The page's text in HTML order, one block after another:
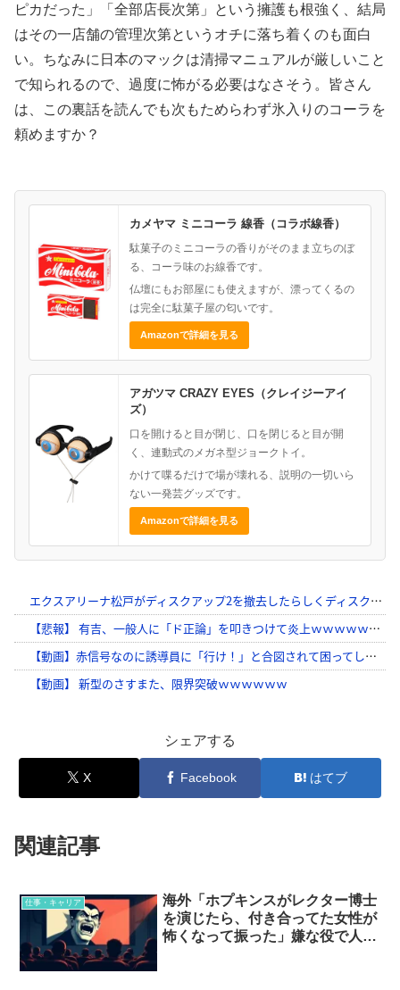
ピカだった」「全部店長次第」という擁護も根強く、結局
はその一店舗の管理次第というオチに落ち着くのも面白
い。ちなみに日本のマックは清掃マニュアルが厳しいこと
で知られるので、過度に怖がる必要はなさそう。皆さん
は、この裏話を読んでも次もためらわず氷入りのコーラを
頼めますか？
カメヤマ ミニコーラ 線香（コラボ線香）
駄菓子のミニコーラの香りがそのまま立ちのぼ
る、コーラ味のお線香です。
仏壇にもお部屋にも使えますが、漂ってくるの
は完全に駄菓子屋の匂いです。
Amazonで詳細を見る
アガツマ CRAZY EYES（クレイジーアイ
ズ）
口を開けると目が閉じ、口を閉じると目が開
く、連動式のメガネ型ジョークトイ。
かけて喋るだけで場が壊れる、説明の一切いら
ない一発芸グッズです。
Amazonで詳細を見る
シェアする
X Facebook はてブ
関連記事
仕事・キャリア
海外「ホプキンスがレクター博士
を演じたら、付き合ってた女性が
怖くなって振った」嫌な役で人生